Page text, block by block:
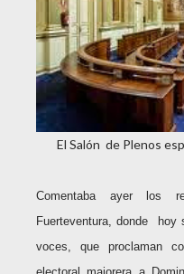
El Salón de Plenos
Comentaba ayer los
Fuerteventura, donde hoy
voces, que proclaman